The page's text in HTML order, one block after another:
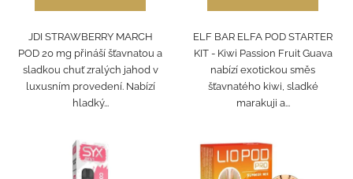
JDI STRAWBERRY MARCH
POD 20 mg přináší šťavnatou a
sladkou chuť zralých jahod v
luxusním provedení. Nabízí
hladký...
ELF BAR ELFA POD STARTER
KIT - Kiwi Passion Fruit Guava
nabízí exotickou směs
šťavnatého kiwi, sladké
marakuji a...